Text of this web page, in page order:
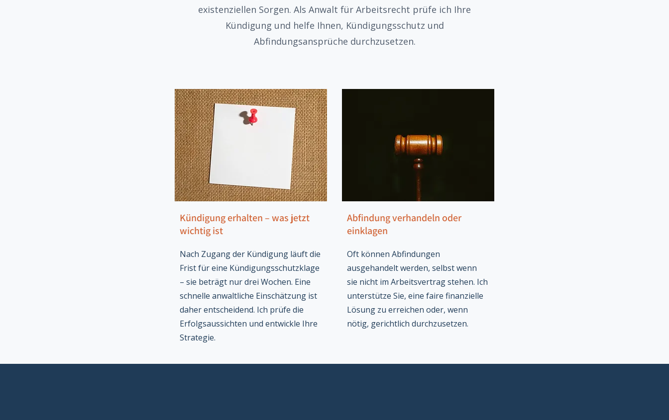
existenziellen Sorgen. Als Anwalt für Arbeitsrecht prüfe ich Ihre
Kündigung und helfe Ihnen, Kündigungsschutz und
Abfindungsansprüche durchzusetzen.
Kündigung erhalten – was jetzt
wichtig ist
Nach Zugang der Kündigung läuft die
Frist für eine Kündigungsschutzklage
– sie beträgt nur drei Wochen. Eine
schnelle anwaltliche Einschätzung ist
daher entscheidend. Ich prüfe die
Erfolgsaussichten und entwickle Ihre
Strategie.
Abfindung verhandeln oder
einklagen
Oft können Abfindungen
ausgehandelt werden, selbst wenn
sie nicht im Arbeitsvertrag stehen. Ich
unterstütze Sie, eine faire finanzielle
Lösung zu erreichen oder, wenn
nötig, gerichtlich durchzusetzen.